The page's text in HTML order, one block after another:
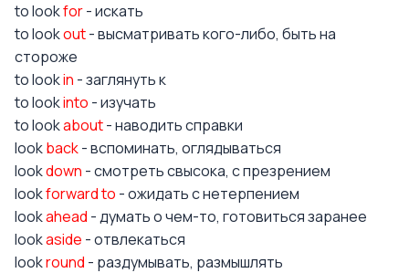
to lookfor- искать
to lookout- высматривать кого-либо, быть на
стороже
to lookin - заглянуть к
to lookinto - изучать
to lookabout- наводить справки
lookback- вспоминать, оглядываться
lookdown - смотреть свысока, с презрением
lookforward to - ожидать с нетерпением
lookahead - думать о чем-то, готовиться заранее
lookaside - отвлекаться
lookround - раздумывать, размышлять